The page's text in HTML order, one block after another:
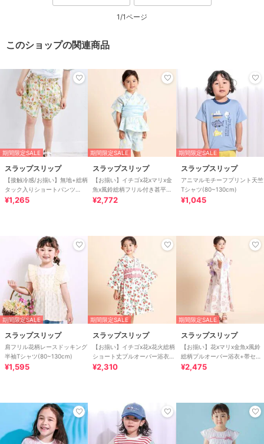
1/1ページ
このショップの関連商品
期間限定SALE
スラップスリップ
【接触冷感/お揃い】無地+総柄
タック入りショートパンツ
(90~130cm)
¥1,265
期間限定SALE
スラップスリップ
【お揃い】イチゴx花xマリx金
魚x風鈴総柄フリル付き甚平
+帯セット(80~130cm)
¥2,772
期間限定SALE
スラップスリップ
アニマルモチーフプリント天竺
Tシャツ(80~130cm)
¥1,045
期間限定SALE
スラップスリップ
肩フリル花柄レースドッキング
半袖Tシャツ(80~130cm)
¥1,595
期間限定SALE
スラップスリップ
【お揃い】イチゴx花x花火総柄
ショート丈プルオーバー浴衣
+帯セット(80~130cm)
¥2,310
期間限定SALE
スラップスリップ
【お揃い】花xマリx金魚x風鈴
総柄プルオーバー浴衣+帯セッ
ト(90~140cm)
¥2,475